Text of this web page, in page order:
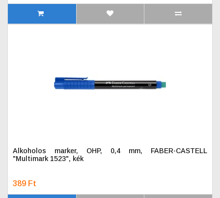
Alkoholos marker, OHP, 0,4 mm, FABER-CASTELL
"Multimark 1523", kék
389 Ft